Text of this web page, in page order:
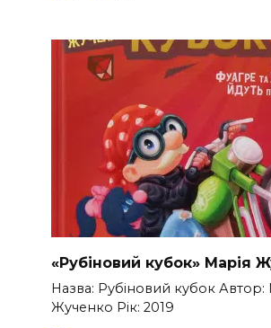
«Рубіновий кубок» Марія
Назва: Рубіновий кубок Автор:
Жученко Рік: 2019